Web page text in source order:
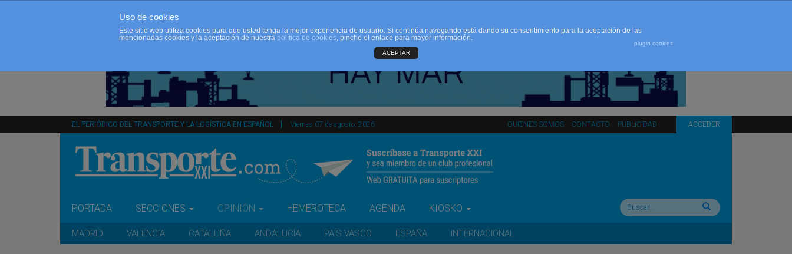
QUIENES SOMOS CONTACTO PUBLICIDAD ACCEDER
EL PERIÓDICO DEL TRANSPORTE Y LA LOGÍSTICA EN ESPAÑOL Viernes 07 de agosto, 2026
PORTADA SECCIONES OPINIÓN HEMEROTECA AGENDA KIOSKO Buscar:
MADRID VALENCIA CATALUÑA ANDALUCÍA PAÍS VASCO ESPAÑA INTERNACIONAL
Uso de cookies
Este sitio web utiliza cookies para que usted tenga la mejor experiencia de usuario. Si continúa navegando está dando su consentimiento para la aceptación de las
mencionadas cookies y la aceptación de nuestra política de cookies, pinche el enlace para mayor información.
plugin cookies
ACEPTAR